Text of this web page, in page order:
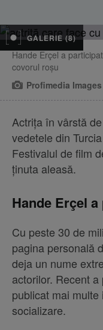
GALERIE (8)
Hande Erçel a
covorul roșu
Profimedia Images
Actrița în vârstă
vedetele din
Festivalul de film
ținuta aleasă.
Hande Erçel
Cu peste 30 de
pagina personală
deja un nume
actorilor. Recent
publicat mai
socializare.